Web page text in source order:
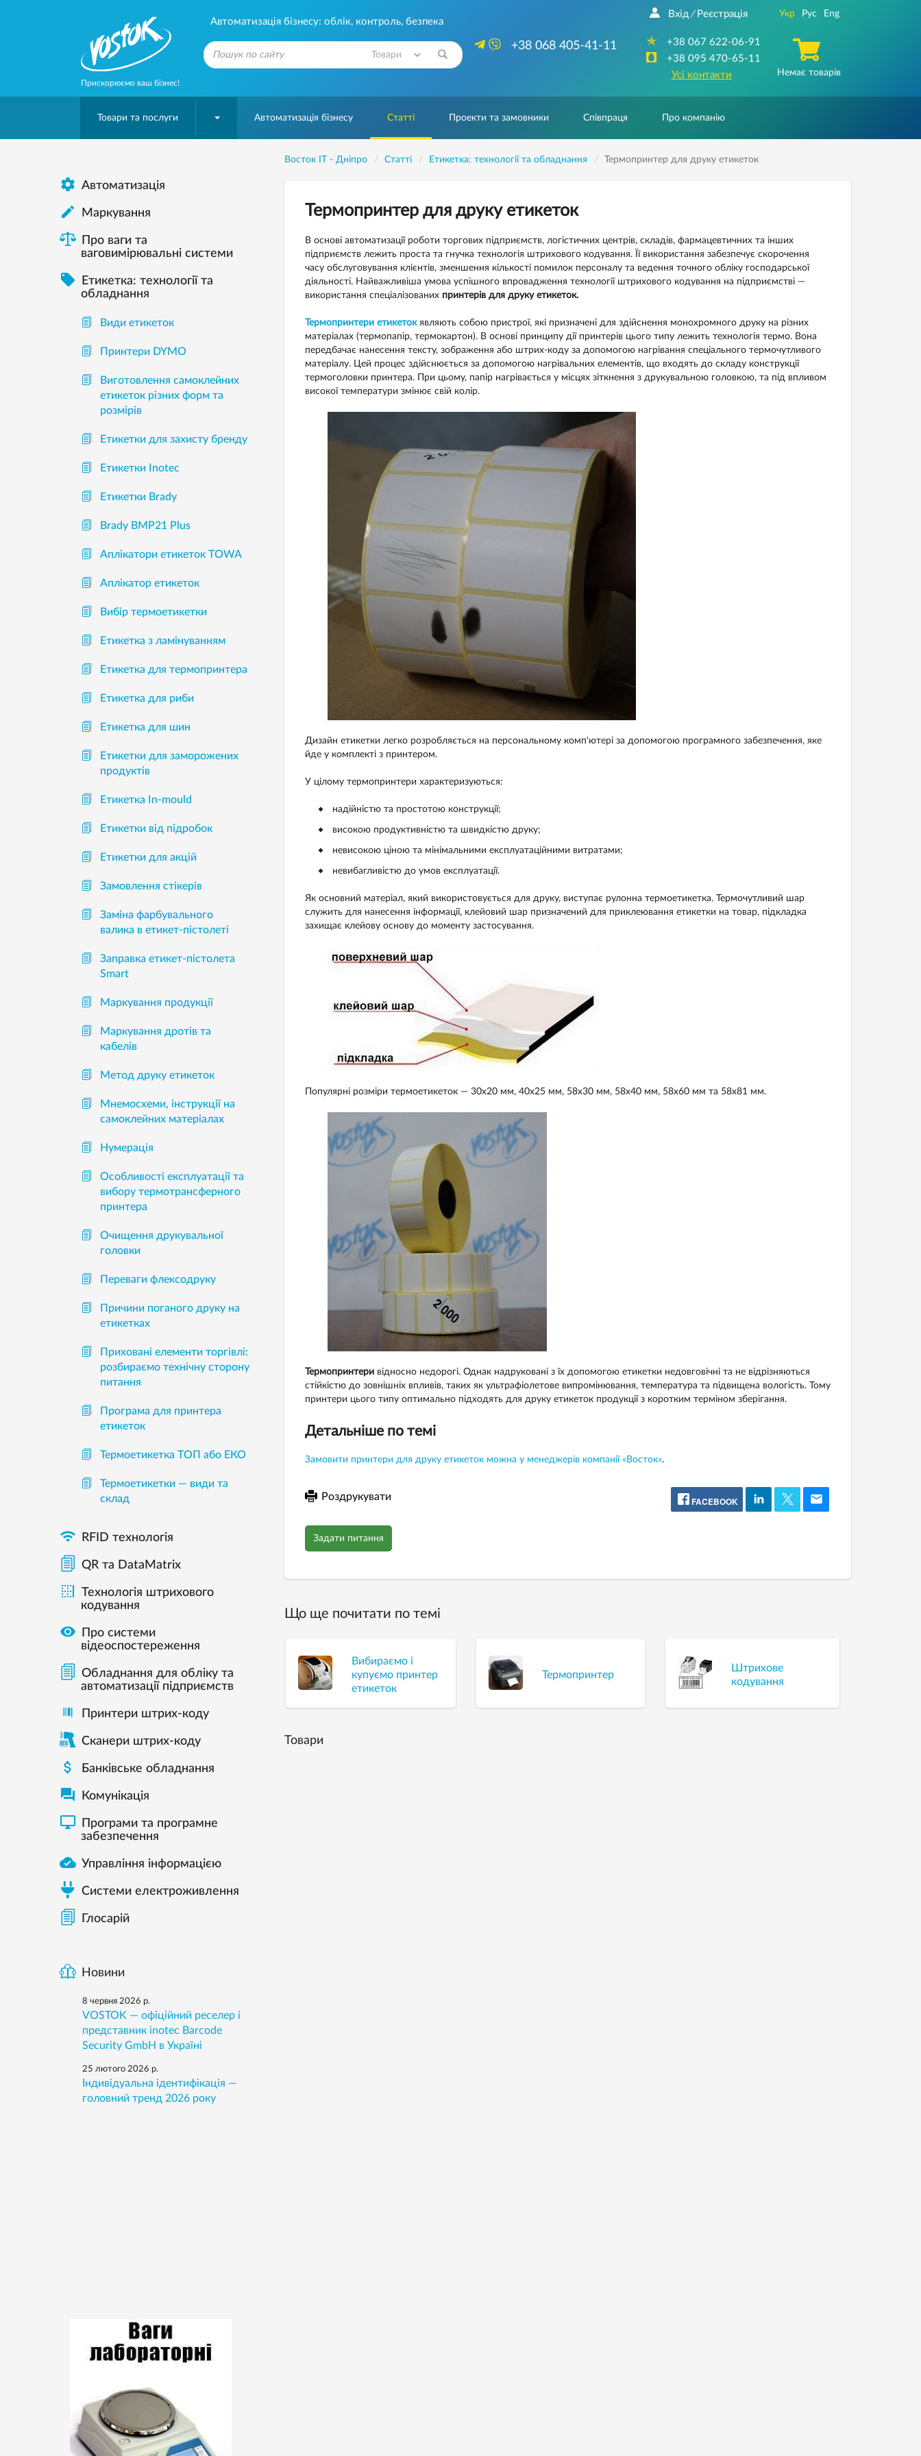
Прискорюємо ваш бізнес!
Автоматизація бізнесу: облік, контроль, безпека
+38 068 405-41-11
Вхід / Реєстрація
+38 067 622-06-91
+38 095 470-65-11
Усі контакти
Укр Рус Eng
Немає товарів
Товари та послуги Автоматизація бізнесу Статті Проекти та замовники Співпраця Про компанію
Восток IT - Дніпро Статті Етикетка: технології та обладнання Термопринтер для друку етикеток
Термопринтер для друку етикеток
В основі автоматизації роботи торгових підприємств, логістичних центрів, складів, фармацевтичних та інших
підприємств лежить проста та гнучка технологія штрихового кодування. Її використання забезпечує скорочення
часу обслуговування клієнтів, зменшення кількості помилок персоналу та ведення точного обліку господарської
діяльності. Найважливіша умова успішного впровадження технології штрихового кодування на підприємстві —
використання спеціалізованих принтерів для друку етикеток.
Термопринтери етикетокявляють собою пристрої, які призначені для здійснення монохромного друку на різних
матеріалах (термопапір, термокартон). В основі принципу дії принтерів цього типу лежить технологія термо. Вона
передбачає нанесення тексту, зображення або штрих-коду за допомогою нагрівання спеціального термочутливого
матеріалу. Цей процес здійснюється за допомогою нагрівальних елементів, що входять до складу конструкції
термоголовки принтера. При цьому, папір нагрівається у місцях зіткнення з друкувальною головкою, та під впливом
високої температури змінює свій колір.
Дизайн етикетки легко розробляється на персональному комп'ютері за допомогою програмного забезпечення, яке
йде у комплекті з принтером.
У цілому термопринтери характеризуються:
надійністю та простотою конструкції;
високою продуктивністю та швидкістю друку;
невисокою ціною та мінімальними експлуатаційними витратами;
невибагливістю до умов експлуатації.
Як основний матеріал, який використовується для друку, виступає рулонна термоетикетка. Термочутливий шар
служить для нанесення інформації, клейовий шар призначений для приклеювання етикетки на товар, підкладка
захищає клейову основу до моменту застосування.
Популярні розміри термоетикеток — 30х20 мм, 40х25 мм, 58х30 мм, 58х40 мм, 58х60 мм та 58х81 мм.
Термопринтеривідносно недорогі. Однак надруковані з їх допомогою етикетки недовговічні та не відрізняються
стійкістю до зовнішніх впливів, таких як ультрафіолетове випромінювання, температура та підвищена вологість. Тому
принтери цього типу оптимально підходять для друку етикеток продукції з коротким терміном зберігання.
Детальніше по темі
Замовити принтери для друку етикеток можна у менеджерів компанії «Восток».
Роздрукувати FACEBOOK
Задати питання
Що ще почитати по темі
Вибираємо і
купуємо принтер
етикеток
Термопринтер
Штрихове
кодування
Товари
 Автоматизація
 Mаркування
Про ваги та
ваговимірювальні системи

Етикетка: технології та
обладнання
Види етикеток
Принтери DYMO
Виготовлення самоклейних
етикеток різних форм та
розмірів
Етикетки для захисту бренду
Етикетки Inotec
Етикетки Brady
Brady BMP21 Plus
Аплікатори етикеток TOWA
Аплікатор етикеток
Вибір термоетикетки
Етикетка з ламінуванням
Етикетка для термопринтера
Етикетка для риби
Етикетка для шин
Етикетки для заморожених
продуктів
Етикетка In-mould
Етикетки від підробок
Етикетки для акцій
Замовлення стікерів
Заміна фарбувального
валика в етикет-пістолеті
Заправка етикет-пістолета
Smart
Маркування продукції
Маркування дротів та
кабелів
Метод друку етикеток
Мнемосхеми, інструкції на
самоклейних матеріалах
Нумерація
Особливості експлуатації та
вибору термотрансферного
принтера
Очищення друкувальної
головки
Переваги флексодруку
Причини поганого друку на
етикетках
Приховані елементи торгівлі:
розбираємо технічну сторону
питання
Програма для принтера
етикеток
Термоетикетка ТОП або ЕКО
Термоетикетки — види та
склад
 RFID технологія
QR та DataMatrix

Технологія штрихового
кодування

Про системи
відеоспостереження
Обладнання для обліку та
автоматизації підприємств
Принтери штрих-коду
Сканери штрих-коду
 Банківське обладнання
 Комунікація

Програми та програмне
забезпечення
 Управління інформацією
Системи електроживлення
Глосарій
Новини
8 червня 2026 р.
VOSTOK — офіційний реселер і
представник inotec Barcode
Security GmbH в Україні
25 лютого 2026 р.
Індивідуальна ідентифікація —
головний тренд 2026 року